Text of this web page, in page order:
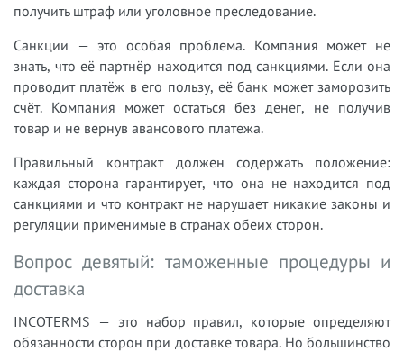
получить штраф или уголовное преследование.
Санкции — это особая проблема. Компания может не
знать, что её партнёр находится под санкциями. Если она
проводит платёж в его пользу, её банк может заморозить
счёт. Компания может остаться без денег, не получив
товар и не вернув авансового платежа.
Правильный контракт должен содержать положение:
каждая сторона гарантирует, что она не находится под
санкциями и что контракт не нарушает никакие законы и
регуляции применимые в странах обеих сторон.
Вопрос девятый: таможенные процедуры и
доставка
INCOTERMS — это набор правил, которые определяют
обязанности сторон при доставке товара. Но большинство